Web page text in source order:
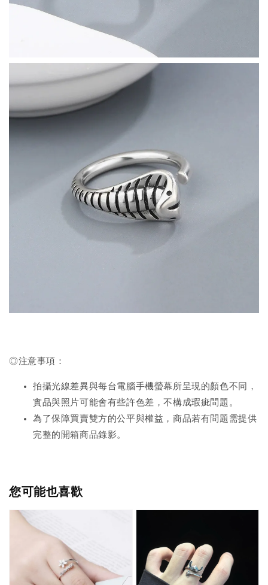
◎注意事項：
拍攝光線差異與每台電腦手機螢幕所呈現的顏色不同，
實品與照片可能會有些許色差，不構成瑕疵問題。
為了保障買賣雙方的公平與權益，商品若有問題需提供
完整的開箱商品錄影。
您可能也喜歡